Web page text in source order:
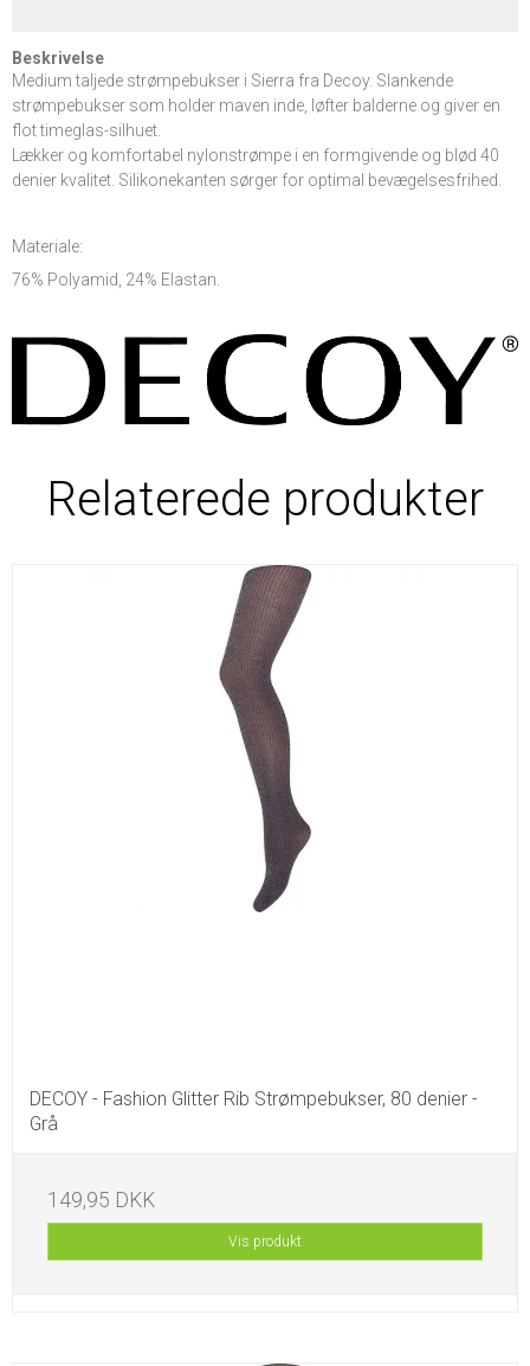
Beskrivelse
Medium taljede strømpebukser i Sierra fra Decoy. Slankende
strømpebukser som holder maven inde, løfter balderne og giver en
flot timeglas-silhuet.
Lækker og komfortabel nylonstrømpe i en formgivende og blød 40
denier kvalitet. Silikonekanten sørger for optimal bevægelsesfrihed.
Materiale:
76% Polyamid, 24% Elastan.
Relaterede produkter
DECOY - Fashion Glitter Rib Strømpebukser, 80 denier -
Grå
149,95 DKK
Vis produkt